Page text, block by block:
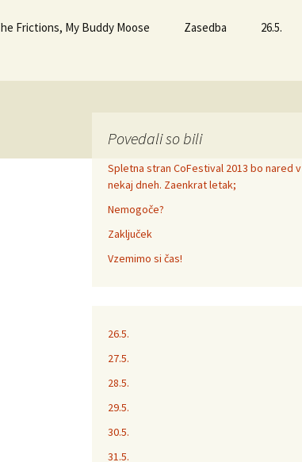
Frictions, My Buddy Moose Zasedba 26.5.
Povedali so bili
Spletna stran CoFestival 2013 bo nared v
nekaj dneh. Zaenkrat letak;
Nemogoče?
Zaključek
Vzemimo si čas!
26.5.
27.5.
28.5.
29.5.
30.5.
31.5.